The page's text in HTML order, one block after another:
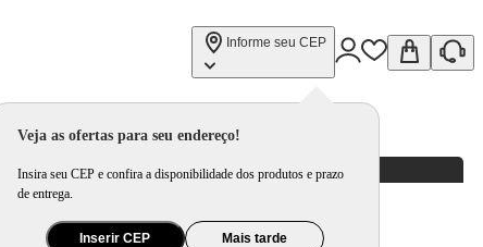
Informe seu CEP
Veja as ofertas para seu endereço!
Insira seu CEP e confira a disponibilidade dos produtos e prazo
de entrega.
Inserir CEP Mais tarde